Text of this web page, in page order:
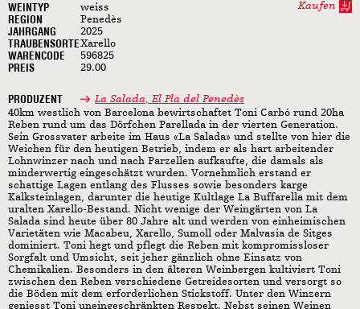
WEINTYP weiss
REGION Penedès
JAHRGANG 2025
TRAUBENSORTEXarello
WARENCODE 596825
PREIS 29.00
Kaufen
PRODUZENT
La Salada, El Pla del Penedès
40km westlich von Barcelona bewirtschaftet Toni Carbó rund 20ha
Reben rund um das Dörfchen Parellada in der vierten Generation.
Sein Grossvater arbeite im Haus «La Salada» und stellte von hier die
Weichen für den heutigen Betrieb, indem er als hart arbeitender
Lohnwinzer nach und nach Parzellen aufkaufte, die damals als
minderwertig eingeschätzt wurden. Vornehmlich erstand er
schattige Lagen entlang des Flusses sowie besonders karge
Kalksteinlagen, darunter die heutige Kultlage La Buffarella mit dem
uralten Xarello-Bestand. Nicht wenige der Weingärten von La
Salada sind heute über 80 Jahre alt und werden von einheimischen
Varietäten wie Macabeu, Xarello, Sumoll oder Malvasia de Sitges
dominiert. Toni hegt und pflegt die Reben mit kompromissloser
Sorgfalt und Umsicht, seit jeher gänzlich ohne Einsatz von
Chemikalien. Besonders in den älteren Weinbergen kultiviert Toni
zwischen den Reben verschiedene Getreidesorten und versorgt so
die Böden mit dem erforderlichen Stickstoff. Unter den Winzern
geniesst Toni uneingeschränkten Respekt. Nebst seinen Weinen